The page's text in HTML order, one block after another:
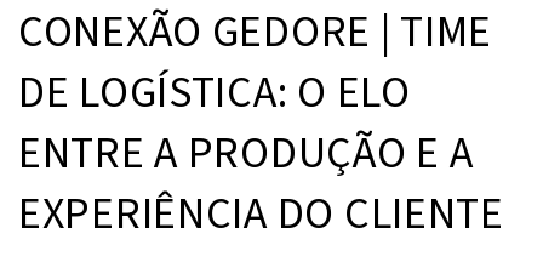
CONEXÃO GEDORE | TIME
DE LOGÍSTICA: O ELO
ENTRE A PRODUÇÃO E A
EXPERIÊNCIA DO CLIENTE